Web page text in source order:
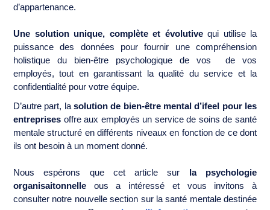
d’appartenance.
Une solution unique, complète et évolutivequi utilise la
puissance des données pour fournir une compréhension
holistique du bien-être psychologique de vos de vos
employés, tout en garantissant la qualité du service et la
confidentialité pour votre équipe.
D’autre part, lasolution de bien-être mental d’ifeel pour les
entreprises offre aux employés un service de soins de santé
mentale structuré en différents niveaux en fonction de ce dont
ils ont besoin à un moment donné.
Nous espérons que cet article sur la psychologie
organisaitonnelle ous a intéressé et vous invitons à
consulter notre nouvelle section sur la santé mentale destinée